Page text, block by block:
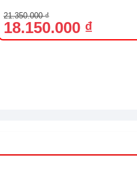
21.350.000₫
Giá
gốc
là:
21.350.000 ₫.
18.150.000 ₫
Giá
hiện
tại
là: